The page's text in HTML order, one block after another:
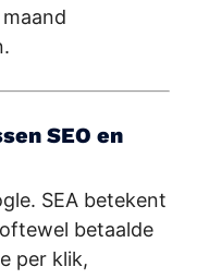
SEO en
SEA betekent
betaalde
per klik,